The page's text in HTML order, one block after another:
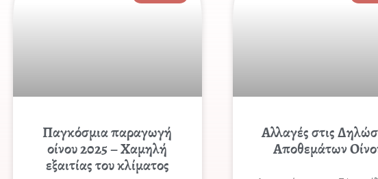
Παγκόσμια παραγωγή
οίνου 2025 – Χαμηλή
εξαιτίας του κλίματος
Αλλαγές στις
Αποθεμάτων